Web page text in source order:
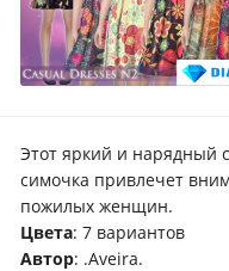
Этот яркий и нарядный
симочка привлечет
пожилых женщин.
Цвета: 7 вариантов
Автор: .Aveira.